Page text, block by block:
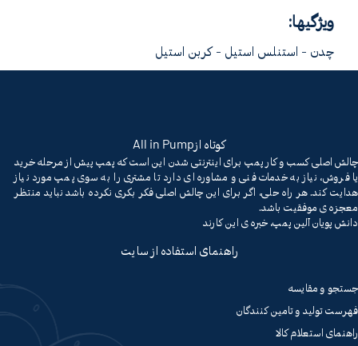
ویژگیها:
چدن - استنلس استیل - کربن استیل
کوتاه ازAll in Pump
چالش اصلی کسب و کار پمپ برای اینترنتی شدن این است که پمپ پیش از مرحله خرید
یا فروش، نیاز به خدمات فنی و مشاوره ای دارد تا مشتری را به سوی پمپ مورد نیاز
هدایت کند. هر راه حلی، اگر برای این چالش اصلی فکر بکری نکرده باشد نباید منتظر
معجزه ی موفقیت باشد.
دانش پویان آلین پمپ، خبره ی این کارند
راهنمای استفاده از سایت
جستجو و مقایسه
فهرست تولید و تامین کنندگان
راهنمای استعلام کالا